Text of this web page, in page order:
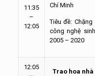
11:35
–
12:05
Chí Minh
Tiêu đề:
công nghệ
2005 – 2020
12:05
Trao hoa nhà